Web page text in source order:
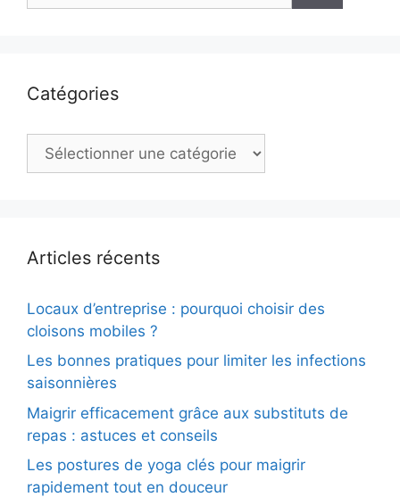
Catégories
Catégories
Articles récents
Locaux d’entreprise : pourquoi choisir des
cloisons mobiles ?
Les bonnes pratiques pour limiter les infections
saisonnières
Maigrir efficacement grâce aux substituts de
repas : astuces et conseils
Les postures de yoga clés pour maigrir
rapidement tout en douceur